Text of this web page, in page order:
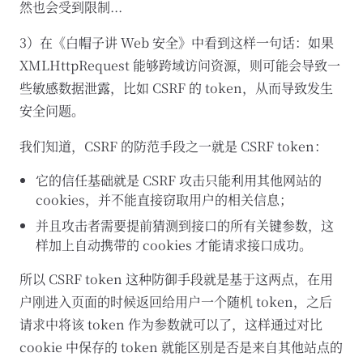
然也会受到限制...
3）在《白帽子讲 Web 安全》中看到这样一句话：如果
XMLHttpRequest 能够跨域访问资源，则可能会导致一
些敏感数据泄露，比如 CSRF 的 token，从而导致发生
安全问题。
我们知道，CSRF 的防范手段之一就是 CSRF token：
它的信任基础就是 CSRF 攻击只能利用其他网站的
cookies，并不能直接窃取用户的相关信息；
并且攻击者需要提前猜测到接口的所有关键参数，这
样加上自动携带的 cookies 才能请求接口成功。
所以 CSRF token 这种防御手段就是基于这两点，在用
户刚进入页面的时候返回给用户一个随机 token，之后
请求中将该 token 作为参数就可以了，这样通过对比
cookie 中保存的 token 就能区别是否是来自其他站点的